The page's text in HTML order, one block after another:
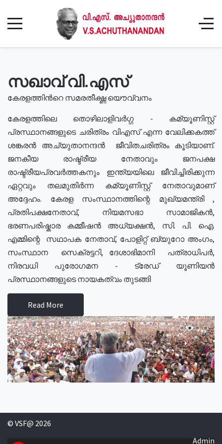
സഖാവ് വി.എസ്
കേരളത്തിൻറെ സമരതീക്ഷ്ണ യൌവ്വനം
കേരളത്തിലെ തൊഴിലാളിവർഗ്ഗ - കമ്യൂണിസ്റ്റ്
പ്രസ്ഥാനങ്ങളുടെ ചരിത്രം വിഎസ് എന്ന വേലിക്കകത്ത്
ശങ്കരൻ അച്യുതാനന്ദൻ ജീവിതചരിത്രം കൂടിയാണ്.
ജനകീയ രാഷ്ട്രീയ നേതാവും ജനപക്ഷ
രാഷ്ട്രീയപ്രവർത്തകനും ഇന്ത്യയിലെ ജീവിച്ചിരിക്കുന്ന
ഏറ്റവും തലമുതിർന്ന കമ്യൂണിസ്റ്റ് നേതാവുമാണ്
അദ്ദേഹം. കേരള സംസ്ഥാനത്തിന്റെ മുഖ്യമന്ത്രി ,
പ്രതിപക്ഷനേതാവ്, നിയമസഭാ സാമാജികൻ,
ഭരണപരിഷ്കാര കമ്മീഷൻ അധ്യക്ഷൻ, സി. പി. ഐ.
എമ്മിന്റെ സഥാപക നേതാവ്, പോളിറ്റ് ബ്യുറോ അംഗം,
സംസ്ഥാന സെക്രട്ടറി, ദേശാഭിമാനി പത്രാധിപർ,
നിരവധി പുരോഗമന - ട്രേഡ് യൂണിയൻ
പ്രസ്ഥാനങ്ങളുടെ നായകത്വം തുടങ്ങി
Read More
© VSF@ 2026
Admin